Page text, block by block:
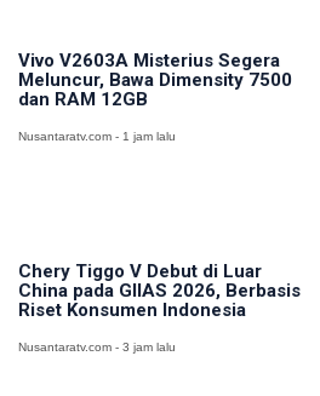
Vivo V2603A Misterius Segera
Meluncur, Bawa Dimensity 7500
dan RAM 12GB
Nusantaratv.com - 1 jam lalu
Chery Tiggo V Debut di Luar
China pada GIIAS 2026, Berbasis
Riset Konsumen Indonesia
Nusantaratv.com - 3 jam lalu